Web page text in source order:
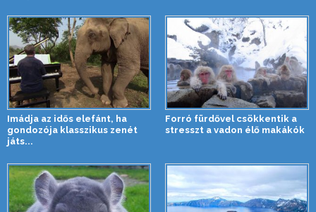
Imádja az idős elefánt, ha
gondozója klasszikus zenét
játs...
Forró fürdővel csökkentik a
stresszt a vadon élő makákók